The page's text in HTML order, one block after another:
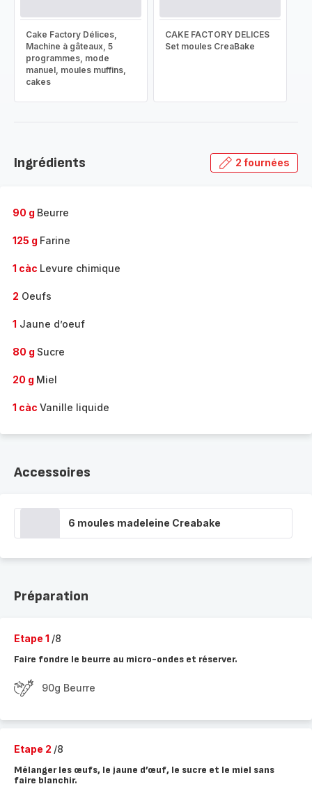
Cake Factory Délices,
Machine à gâteaux, 5
programmes, mode
manuel, moules muffins,
cakes
CAKE FACTORY DELICES
Set moules CreaBake
Ingrédients 2 fournées
90 g Beurre
125 g Farine
1 càc Levure chimique
2 Oeufs
1 Jaune d’oeuf
80 g Sucre
20 g Miel
1 càc Vanille liquide
Accessoires
6 moules madeleine Creabake
Préparation
Etape 1 /8
Faire fondre le beurre au micro-ondes et réserver.
90g Beurre
Etape 2 /8
Mélanger les œufs, le jaune d’œuf, le sucre et le miel sans
faire blanchir.